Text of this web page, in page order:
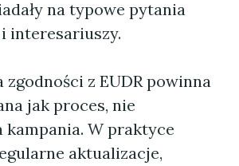
na typowe pytania
interesariuszy.
z EUDR powinna
jak proces, nie
kampania. W praktyce
aktualizacje,